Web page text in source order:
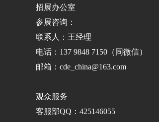
招展办公室
参展咨询：
联系人：王经理
电话：137 9848 7150（同微信）
邮箱：cde_china@163.com
观众服务
客服部QQ：425146055